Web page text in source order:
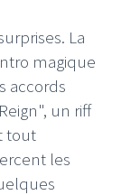
La
magique
accords
un riff
tout
les